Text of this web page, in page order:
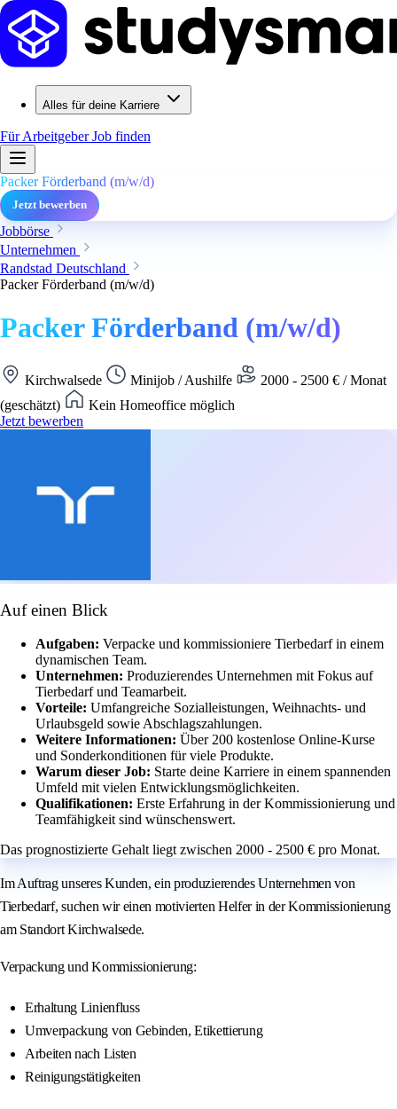
Alles für deine Karriere
Für ArbeitgeberJob finden
Packer Förderband (m/w/d)
Jetzt bewerben
Jobbörse
Unternehmen
Randstad Deutschland
Packer Förderband (m/w/d)
Packer Förderband (m/w/d)
Kirchwalsede Minijob / Aushilfe
2000 - 2500 € / Monat
(geschätzt)
Kein Homeoffice möglich
Jetzt bewerben
Auf einen Blick
Aufgaben: Verpacke und kommissioniere Tierbedarf in einem
dynamischen Team.
Unternehmen: Produzierendes Unternehmen mit Fokus auf
Tierbedarf und Teamarbeit.
Vorteile: Umfangreiche Sozialleistungen, Weihnachts- und
Urlaubsgeld sowie Abschlagszahlungen.
Weitere Informationen: Über 200 kostenlose Online-Kurse
und Sonderkonditionen für viele Produkte.
Warum dieser Job: Starte deine Karriere in einem spannenden
Umfeld mit vielen Entwicklungsmöglichkeiten.
Qualifikationen: Erste Erfahrung in der Kommissionierung und
Teamfähigkeit sind wünschenswert.
Das prognostizierte Gehalt liegt zwischen 2000 - 2500 € pro Monat.
Im Auftrag unseres Kunden, ein produzierendes Unternehmen von
Tierbedarf, suchen wir einen motivierten Helfer in der Kommissionierung
am Standort Kirchwalsede.
Verpackung und Kommissionierung:
Erhaltung Linienfluss
Umverpackung von Gebinden, Etikettierung
Arbeiten nach Listen
Reinigungstätigkeiten